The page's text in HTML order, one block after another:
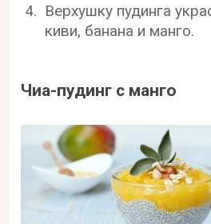
Верхушку пудинга
киви, банана и манго.
Чиа-пудинг с манго